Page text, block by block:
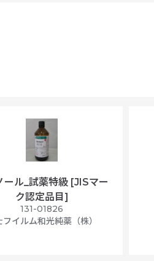
ール_試薬特級 [JISマー
ク認定品目]
131-01826
フイルム和光純薬（株）